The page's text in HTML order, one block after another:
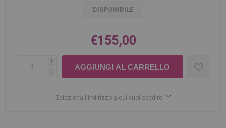
DISPONIBILE
€155,00
i
h
Seleziona l'indirizzo a cui vuoi spedire